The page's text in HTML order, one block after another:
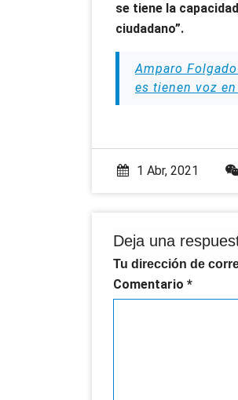
se tiene la
ciudadano”.
Amparo
es tienen voz
1 Abr, 2021
Deja una
Tu dirección de
Comentario *